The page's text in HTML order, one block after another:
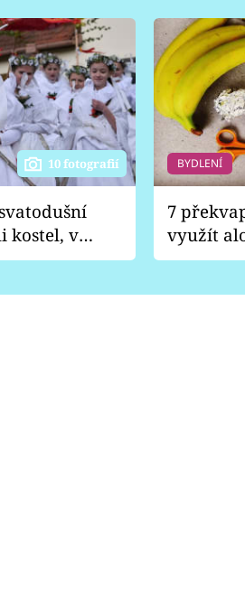
10 fotografií
kostel, v
BYDLENÍ
7
využít